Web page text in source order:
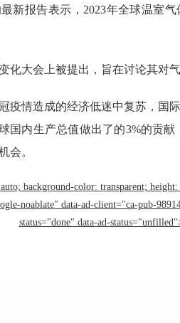
新报告表示，2023年全球温室
化大会上被提出，旨在讨论其对气
疫情造成的经济低迷中复苏，国
国内生产总值做出了的3%的贡
会。
background-color: transparent;
noablate" data-ad-client="ca-pub-
status="done" data-ad-